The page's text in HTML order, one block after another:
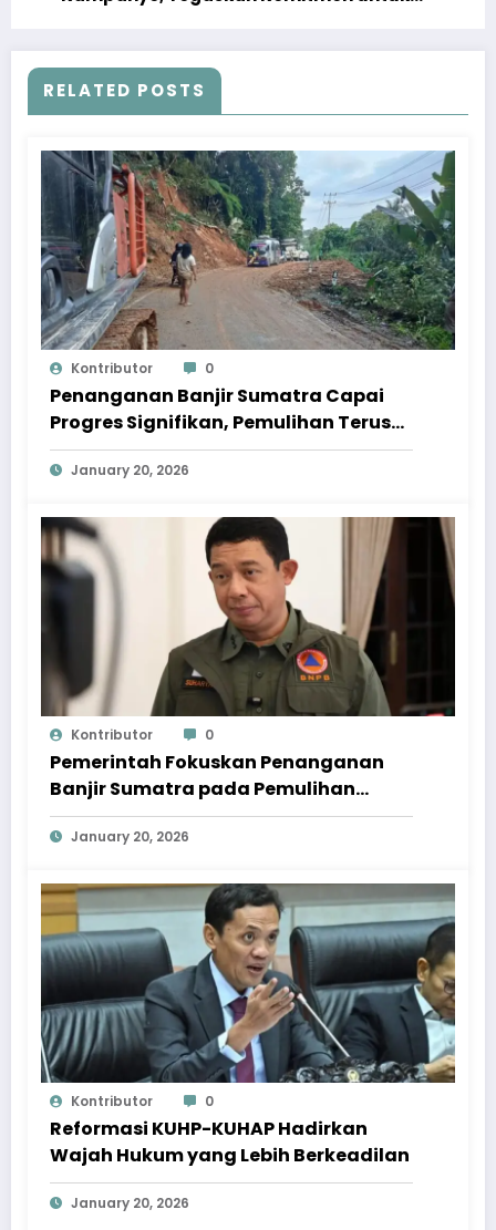
RELATED POSTS
Kontributor 0
Penanganan Banjir Sumatra Capai
Progres Signifikan, Pemulihan Terus
Dipercepat
January 20, 2026
Kontributor 0
Pemerintah Fokuskan Penanganan
Banjir Sumatra pada Pemulihan
Berkelanjutan
January 20, 2026
Kontributor 0
Reformasi KUHP-KUHAP Hadirkan
Wajah Hukum yang Lebih Berkeadilan
January 20, 2026